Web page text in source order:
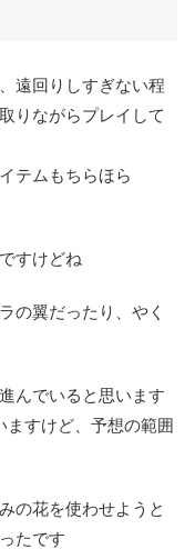
遠回りしすぎない程
りながらプレイして
テムもちらほら
すけどね
の翼だったり、やく
んでいると思います
ますけど、予想の範囲
の花を使わせようと
たです